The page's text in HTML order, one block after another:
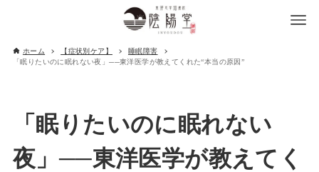
ホーム 【症状別ケア】
睡眠障害
「眠りたいのに眠れない夜」──東洋医学が教えてくれた“本当の原因”
「眠りたいのに眠れない
夜」──東洋医学が教えてく